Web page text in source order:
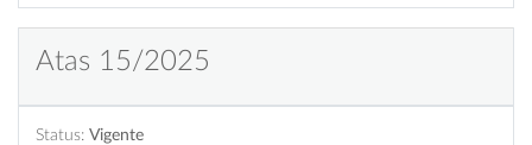
Atas 15/2025
Status: Vigente